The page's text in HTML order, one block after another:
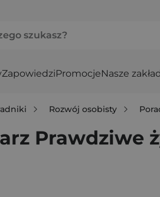
ZapowiedziPromocjeNasze
Rozwój osobisty
Prawdziwe